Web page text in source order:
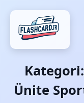
Kategori:
Ünite